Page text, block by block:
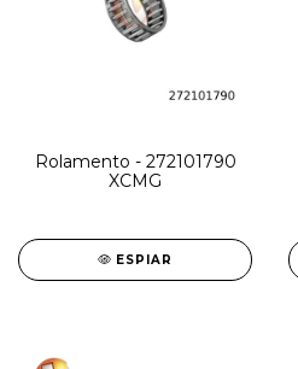
Rolamento - 272101790
XCMG
ESPIAR